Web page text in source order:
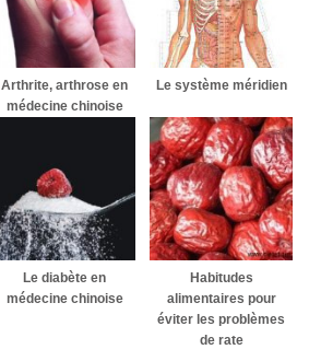
Arthrite, arthrose en
médecine chinoise
Le système méridien
Le diabète en
médecine chinoise
Habitudes
alimentaires pour
éviter les problèmes
de rate